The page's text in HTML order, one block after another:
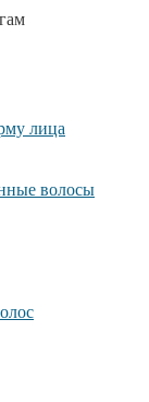
лица
волосы